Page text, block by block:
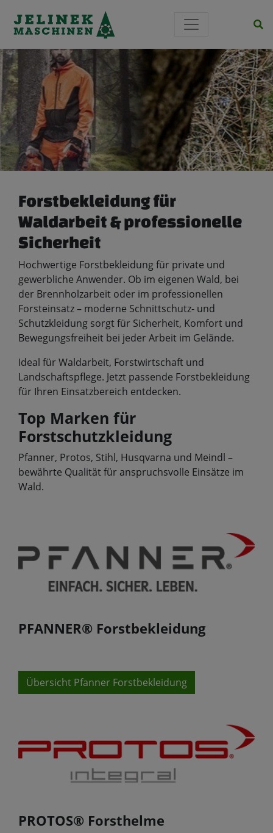
Forstbekleidung für
Waldarbeit & professionelle
Sicherheit
Hochwertige Forstbekleidung für private und
gewerbliche Anwender. Ob im eigenen Wald, bei
der Brennholzarbeit oder im professionellen
Forsteinsatz – moderne Schnittschutz- und
Schutzkleidung sorgt für Sicherheit, Komfort und
Bewegungsfreiheit bei jeder Arbeit im Gelände.
Ideal für Waldarbeit, Forstwirtschaft und
Landschaftspflege. Jetzt passende Forstbekleidung
für Ihren Einsatzbereich entdecken.
Top Marken für
Forstschutzkleidung
Pfanner, Protos, Stihl, Husqvarna und Meindl –
bewährte Qualität für anspruchsvolle Einsätze im
Wald.
PFANNER® Forstbekleidung
Übersicht Pfanner Forstbekleidung
PROTOS® Forsthelme